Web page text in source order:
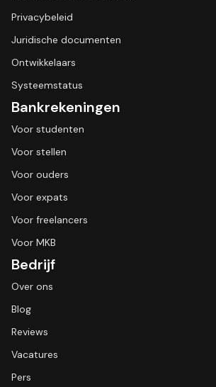
Privacybeleid
Juridische documenten
Ontwikkelaars
Systeemstatus
Bankrekeningen
Voor studenten
Voor stellen
Voor ouders
Voor expats
Voor freelancers
Voor MKB
Bedrijf
Over ons
Blog
Reviews
Vacatures
Pers